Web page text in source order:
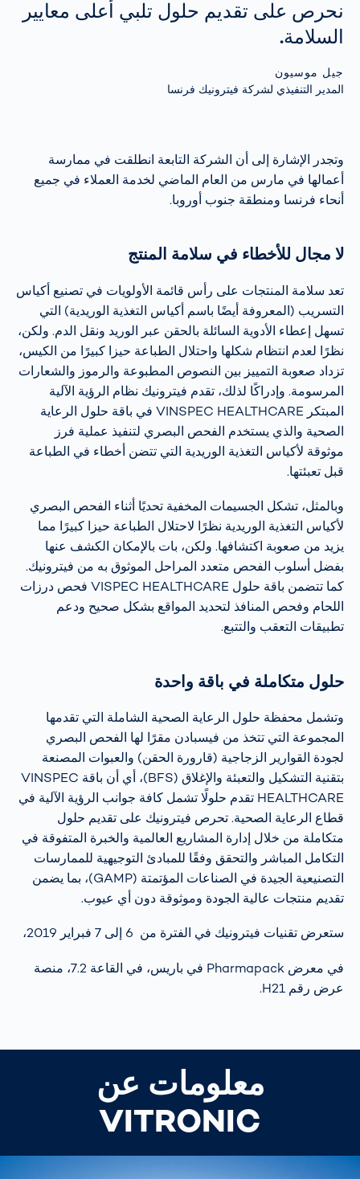
نحرص على تقديم حلول تلبي أعلى معايير
السلامة.
جيل موسيون
المدير التنفيذي لشركة فيترونيك فرنسا
وتجدر الإشارة إلى أن الشركة التابعة انطلقت في ممارسة
أعمالها في مارس من العام الماضي لخدمة العملاء في جميع
أنحاء فرنسا ومنطقة جنوب أوروبا.
لا مجال للأخطاء في سلامة المنتج
تعد سلامة المنتجات على رأس قائمة الأولويات في تصنيع أكياس
التسريب (المعروفة أيضًا باسم أكياس التغذية الوريدية) التي
تسهل إعطاء الأدوية السائلة بالحقن عبر الوريد ونقل الدم. ولكن،
نظرًا لعدم انتظام شكلها واحتلال الطباعة حيزا كبيرًا من الكيس،
تزداد صعوبة التمييز بين النصوص المطبوعة والرموز والشعارات
المرسومة. وإدراكًا لذلك، تقدم فيترونيك نظام الرؤية الآلية
المبتكر VINSPEC HEALTHCARE في باقة حلول الرعاية
الصحية والذي يستخدم الفحص البصري لتنفيذ عملية فرز
موثوقة لأكياس التغذية الوريدية التي تتضن أخطاء في الطباعة
قبل تعبئتها.
وبالمثل، تشكل الجسيمات المخفية تحديًا أثناء الفحص البصري
لأكياس التغذية الوريدية نظرًا لاحتلال الطباعة حيزا كبيرًا مما
يزيد من صعوبة اكتشافها. ولكن، بات بالإمكان الكشف عنها
بفضل أسلوب الفحص متعدد المراحل الموثوق به من فيترونيك.
كما تتضمن باقة حلول VISPEC HEALTHCARE فحص درزات
اللحام وفحص المنافذ لتحديد المواقع بشكل صحيح ودعم
تطبيقات التعقب والتتبع.
حلول متكاملة في باقة واحدة
وتشمل محفظة حلول الرعاية الصحية الشاملة التي تقدمها
المجموعة التي تتخذ من فيسبادن مقرًا لها الفحص البصري
لجودة القوارير الزجاجية (قارورة الحقن) والعبوات المصنعة
بتقنية التشكيل والتعبئة والإغلاق (BFS)، أي أن باقة VINSPEC
HEALTHCARE تقدم حلولًا تشمل كافة جوانب الرؤية الآلية في
قطاع الرعاية الصحية. تحرص فيترونيك على تقديم حلول
متكاملة من خلال إدارة المشاريع العالمية والخبرة المتفوقة في
التكامل المباشر والتحقق وفقًا للمبادئ التوجيهية للممارسات
التصنيعية الجيدة في الصناعات المؤتمتة (GAMP)، بما يضمن
تقديم منتجات عالية الجودة وموثوقة دون أي عيوب.
ستعرض تقنيات فيترونيك في الفترة من 6 إلى 7 فبراير 2019،
في معرض Pharmapack في باريس، في القاعة 7.2، منصة
عرض رقم H21.
معلومات عن
VITRONIC